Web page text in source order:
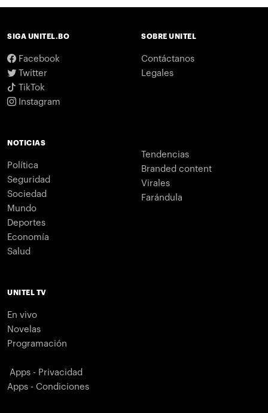
SIGA UNITEL.BO
Facebook
Twitter
TikTok
Instagram
SOBRE UNITEL
Contáctanos
Legales
NOTICIAS
Política
Seguridad
Sociedad
Mundo
Deportes
Economía
Salud
Tendencias
Branded content
Virales
Farándula
UNITEL TV
En vivo
Novelas
Programación
Apps - Privacidad
Apps - Condiciones